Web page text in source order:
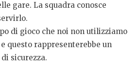
gare. La squadra conosce
di gioco che noi non utilizziamo
questo rappresenterebbe un
sicurezza.